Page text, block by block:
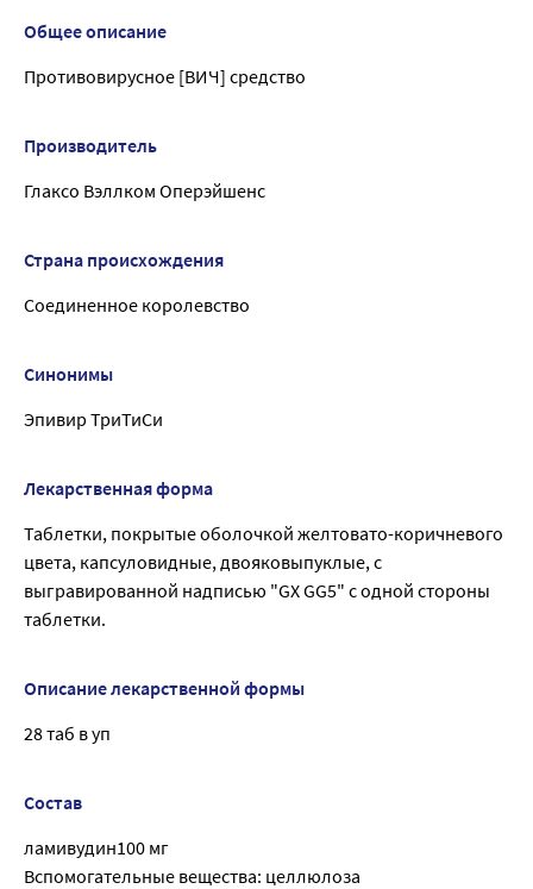
Общее описание
Противовирусное [ВИЧ] средство
Производитель
Глаксо Вэллком Оперэйшенс
Страна происхождения
Соединенное королевство
Синонимы
Эпивир ТриТиСи
Лекарственная форма
Таблетки, покрытые оболочкой желтовато-коричневого
цвета, капсуловидные, двояковыпуклые, с
выгравированной надписью "GX GG5" с одной стороны
таблетки.
Описание лекарственной формы
28 таб в уп
Состав
ламивудин100 мг
Вспомогательные вещества: целлюлоза